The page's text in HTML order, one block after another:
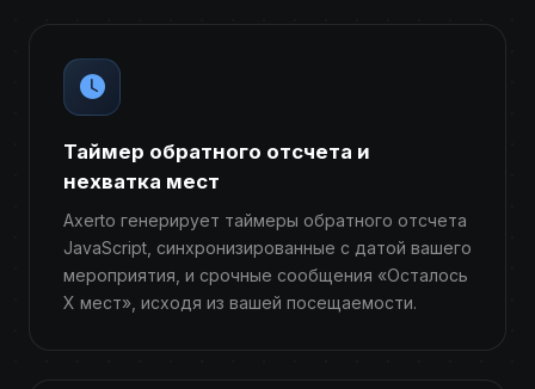
Таймер обратного отсчета и
нехватка мест
Axerto генерирует таймеры обратного отсчета
JavaScript, синхронизированные с датой вашего
мероприятия, и срочные сообщения «Осталось
X мест», исходя из вашей посещаемости.